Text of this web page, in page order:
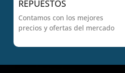
REPUESTOS
Contamos con los mejores
precios y ofertas del mercado